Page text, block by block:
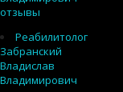
отзывы
Реабилитолог
Забранский
Владислав
Владимирович